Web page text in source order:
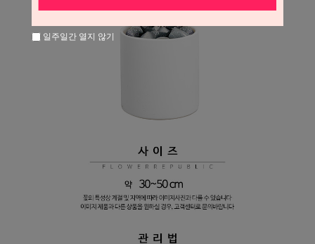
일주일간 열지 않기